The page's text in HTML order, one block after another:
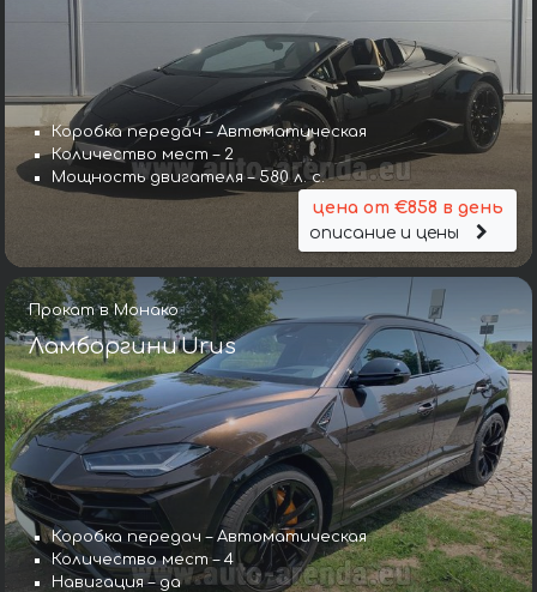
Коробка передач – Автоматическая
Количество мест – 2
Мощность двигателя – 580 л. с.
цена от €858 в день
описание и цены
Прокат в Монако
Ламборгини Urus
Коробка передач – Автоматическая
Количество мест – 4
Навигация – да